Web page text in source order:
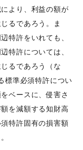
より、利益の額が
るであろう。ま
特許をいれても、
特許については、
るであろう（な
標準必須特許につい
ベースに、侵害さ
を減額する知財高
特許固有の損害額